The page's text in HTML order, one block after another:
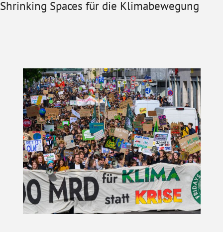
Shrinking Spaces für die Klimabewegung